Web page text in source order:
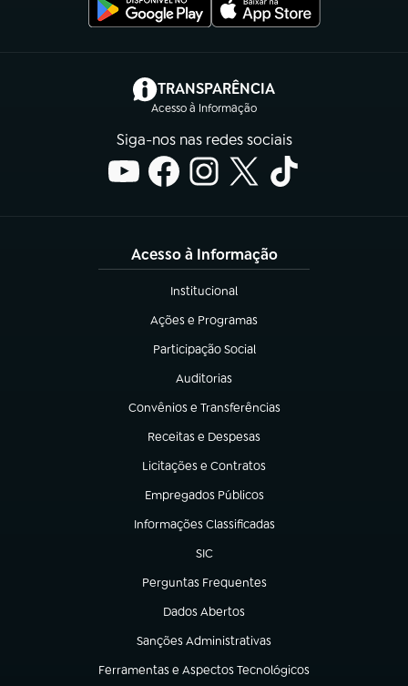
TRANSPARÊNCIA
Acesso à Informação
(abre em nova aba)
Siga-nos nas redes sociais
Acesso à Informação
Institucional
(abre em nova aba)
Ações e Programas
(abre em nova aba)
Participação Social
(abre em nova aba)
Auditorias
(abre em nova aba)
Convênios e Transferências
(abre em nova aba)
Receitas e Despesas
(abre em nova aba)
Licitações e Contratos
(abre em nova aba)
Empregados Públicos
(abre em nova aba)
Informações Classificadas
(abre em nova aba)
SIC
(abre em nova aba)
Perguntas Frequentes
(abre em nova aba)
Dados Abertos
(abre em nova aba)
Sanções Administrativas
(abre em nova aba)
Ferramentas e Aspectos Tecnológicos
(abre em nova aba)